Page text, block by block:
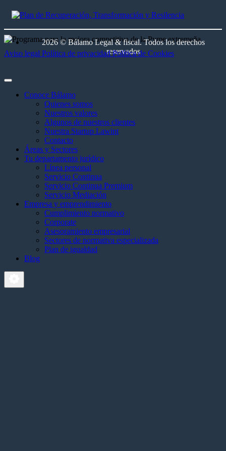
2026 © Bálamo Legal & fiscal. Todos los derechos
reservados
Aviso legal Política de privacidad Política de Cookies
Conoce Bálamo
Quienes somos
Nuestros valores
Algunos de nuestros clientes
Nuestra Startup Lawint
Contacto
Áreas y Sectores
Tu departamento jurídico
Línea personal
Servicio Continua
Servicio Continua Premium
Servicio Mediación
Empresa y emprendimiento
Cumplimiento normativo
Corporate
Asesoramiento empresarial
Sectores de normativa especializada
Plan de igualdad
Blog